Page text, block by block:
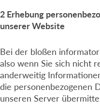
2 Erhebung
unserer Website
Bei der bloßen
also wenn Sie sich nicht
anderweitig
die personenbezogenen
unseren Server